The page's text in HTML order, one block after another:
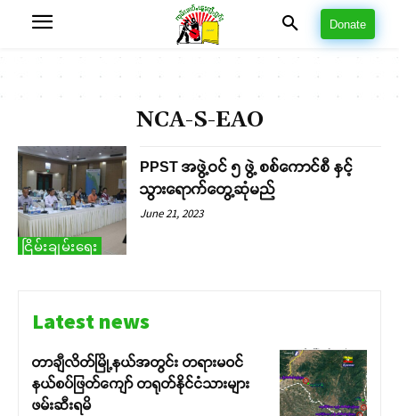
Donate
NCA-S-EAO
ငြိမ်းချမ်းရေး
PPST အဖွဲ့ဝင် ၅ ဖွဲ့ စစ်ကောင်စီ နှင့်
သွားရောက်တွေ့ဆုံမည်
June 21, 2023
Latest news
တာချီလိတ်မြို့နယ်အတွင်း တရားမဝင်
နယ်စပ်ဖြတ်ကျော် တရုတ်နိုင်ငံသားများ
ဖမ်းဆီးရမိ